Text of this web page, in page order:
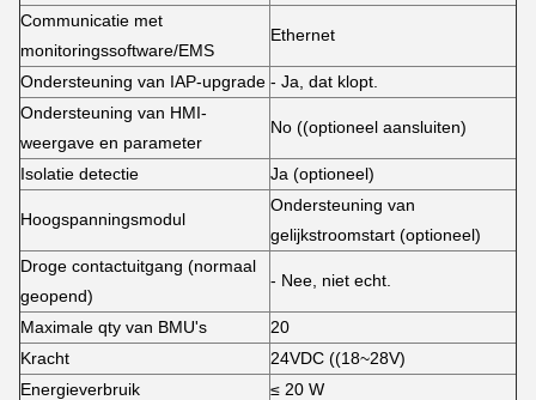
Communicatie met
monitoringssoftware/EMS
Ethernet
Ondersteuning van IAP-upgrade - Ja, dat klopt.
Ondersteuning van HMI-
weergave en parameter
No ((optioneel aansluiten)
Isolatie detectie Ja (optioneel)
Hoogspanningsmodul
Ondersteuning van
gelijkstroomstart (optioneel)
Droge contactuitgang (normaal
geopend)
- Nee, niet echt.
Maximale qty van BMU's
20
Kracht
24VDC ((18~28V)
Energieverbruik
≤ 20 W